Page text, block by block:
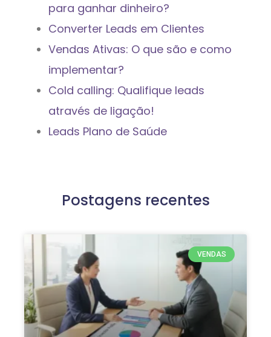
para ganhar dinheiro?
Converter Leads em Clientes
Vendas Ativas: O que são e como
implementar?
Cold calling: Qualifique leads
através de ligação!
Leads Plano de Saúde
Postagens recentes
VENDAS